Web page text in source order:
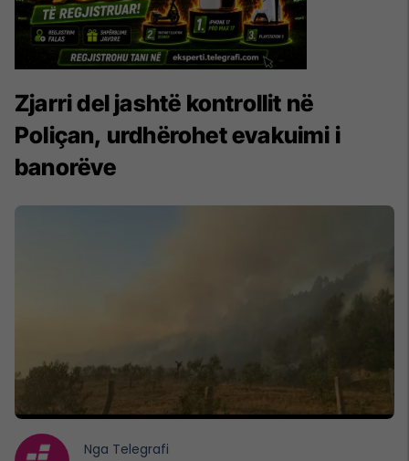
Zjarri del jashtë kontrollit në
Poliçan, urdhërohet evakuimi i
banorëve
Nga Telegrafi